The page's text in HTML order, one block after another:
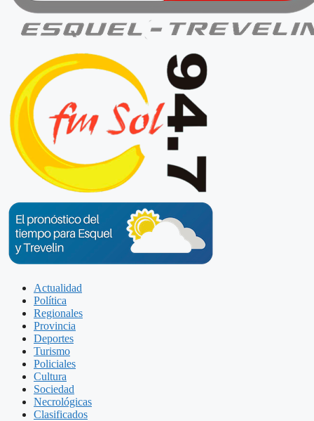
Actualidad
Política
Regionales
Provincia
Deportes
Turismo
Policiales
Cultura
Sociedad
Necrológicas
Clasificados